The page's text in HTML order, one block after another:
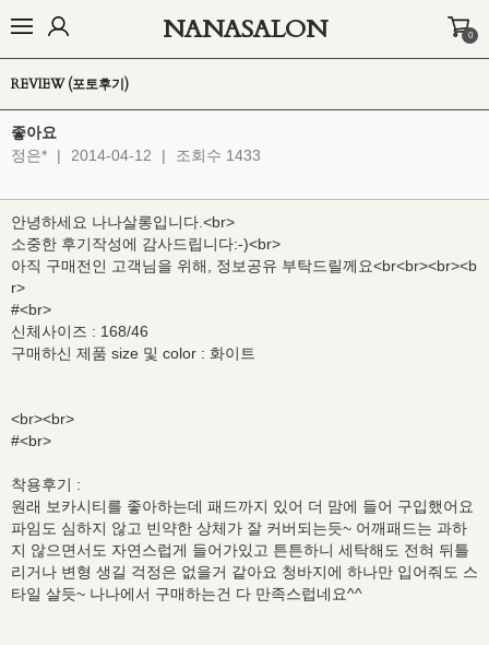
NANASALON 0
REVIEW (포토후기)
좋아요
정은*
| 2014-04-12 | 조회수 1433
안녕하세요 나나살롱입니다.<br>
소중한 후기작성에 감사드립니다:-)<br>
아직 구매전인 고객님을 위해, 정보공유 부탁드릴께요<br<br><br><b
r>
#<br>
신체사이즈 : 168/46
구매하신 제품 size 및 color : 화이트
<br><br>
#<br>
착용후기 :
원래 보카시티를 좋아하는데 패드까지 있어 더 맘에 들어 구입했어요
파임도 심하지 않고 빈약한 상체가 잘 커버되는듯~ 어깨패드는 과하
지 않으면서도 자연스럽게 들어가있고 튼튼하니 세탁해도 전혀 뒤틀
리거나 변형 생길 걱정은 없을거 같아요 청바지에 하나만 입어줘도 스
타일 살듯~ 나나에서 구매하는건 다 만족스럽네요^^